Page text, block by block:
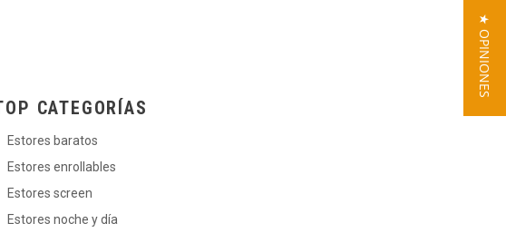
CATEGORÍAS
Estores baratos
Estores enrollables
Estores screen
Estores noche y día
★ OPINIONES